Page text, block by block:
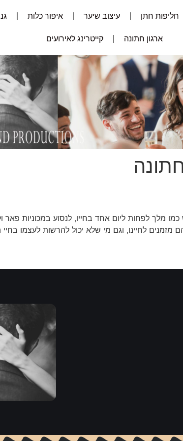
חליפות חתן עיצוב שיער איפור כלות
ארגון חתונה קייטרינג לאירועים
כמו מלך לפחות ליום אחד בחייו, לנסוע במכוניות
מזמנים לחיינו, וגם מי שלא יכול להרשות לעצמו